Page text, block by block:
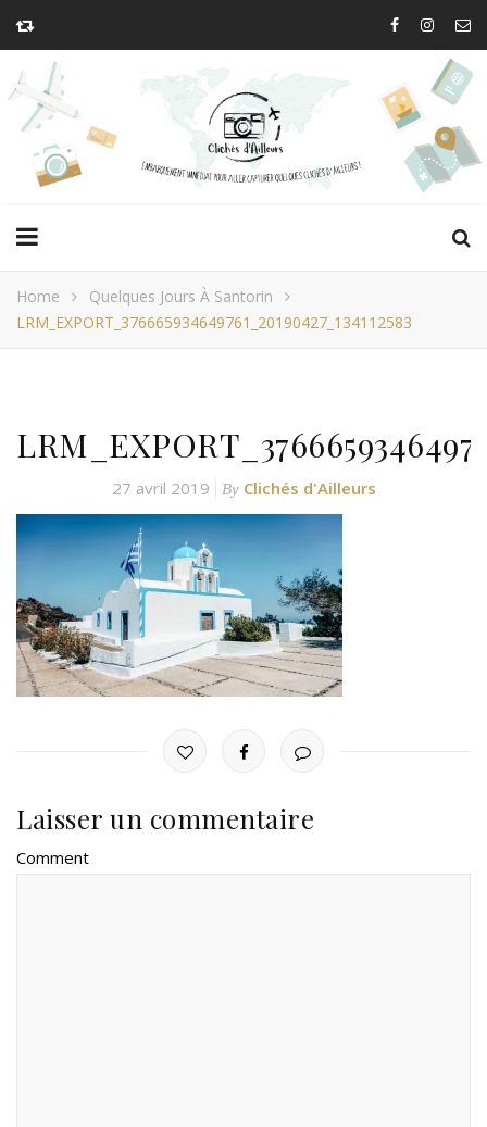
Home
Quelques Jours À Santorin
LRM_EXPORT_376665934649761_20190427_134112583
27 avril 2019 By Clichés d'Ailleurs
Laisser un commentaire
Comment